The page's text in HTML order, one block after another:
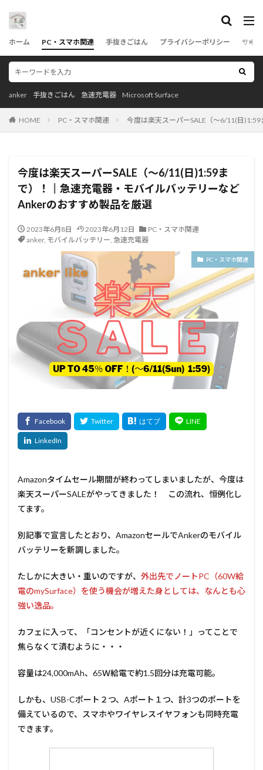
ホーム PC・スマホ関連 手抜きごはん プライバシーポリシー サイ
anker 手抜きごはん 急速充電器 Microsoft Surface
HOME PC・スマホ関連 今度は楽天スーパーSALE（～6/11(日
今度は楽天スーパーSALE（～6/11(日)1:59ま
で）！║急速充電器・モバイルバッテリーなど
Ankerのおすすめ製品を厳選
2023年6月8日 2023年6月12日
PC・スマホ関連
anker, モバイルバッテリー, 急速充電器
PC・スマホ関連
Amazonタイムセール期間が終わってしまいましたが、今度は
楽天スーパーSALEがやってきました！ この流れ、恒例化し
てます。
別記事で宣言したとおり、AmazonセールでAnkerのモバイル
バッテリーを新調しました。
たしかに大きい・重いのですが、 外出先でノートPC（60W給
電のmySurface）を使う機会が増えた身としては、なんとも心
強い逸品。
カフェに入って、「コンセントが近くにない！」ってことで
焦らなくて済むように・・・
容量は24,000mAh、65Ｗ給電で約1.5回分は充電可能。
しかも、USB-Cポート２つ、Aポート１つ、計3つのポートを
備えているので、スマホやワイヤレスイヤフォンも同時充電
できます。
カテゴリー
タグ
anker Coffee
Logicool(ロジクール)
Microsoft
ポータブルSSD
モバイルバッテリー
検索